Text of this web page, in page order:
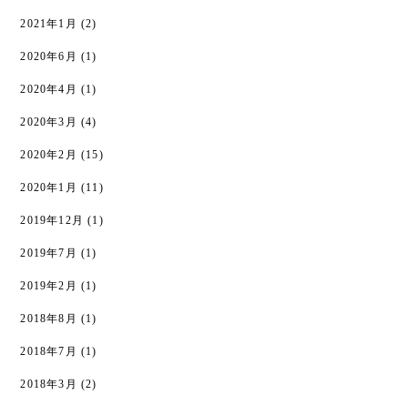
2021年1月 (2)
2020年6月 (1)
2020年4月 (1)
2020年3月 (4)
2020年2月 (15)
2020年1月 (11)
2019年12月 (1)
2019年7月 (1)
2019年2月 (1)
2018年8月 (1)
2018年7月 (1)
2018年3月 (2)